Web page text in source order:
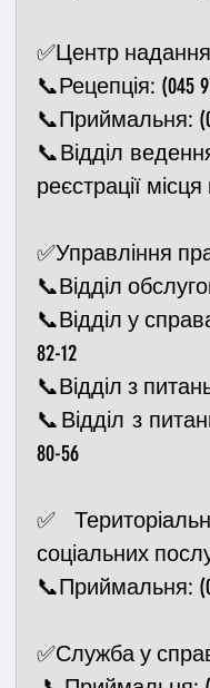
✅Центр
📞Рецепція: (045
📞Приймальня:
📞Відділ
реєстрації
✅Управління
📞Відділ
📞Відділ у
82-12
📞Відділ з питань
📞Відділ з
80-56
соціальних
📞Приймальня:
✅Служба у